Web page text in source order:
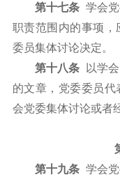
第十七条 学会
职责范围内的事项
委员集体讨论决定。
第十八条 以学
的文章，党委委员
会党委集体讨论或者
第十九条 学会